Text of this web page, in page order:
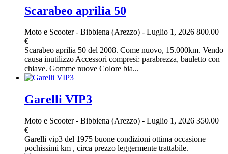
Scarabeo aprilia 50
Moto e Scooter- Bibbiena (Arezzo) - Luglio 1, 2026 800.00
€
Scarabeo aprilia 50 del 2008. Come nuovo, 15.000km. Vendo
causa inutilizzo Accessori compresi: parabrezza, bauletto con
chiave. Gomme nuove Colore bia...
Garelli VIP3
Moto e Scooter- Bibbiena (Arezzo) - Luglio 1, 2026 350.00
€
Garelli vip3 del 1975 buone condizioni ottima occasione
pochissimi km , circa prezzo leggermente trattabile.